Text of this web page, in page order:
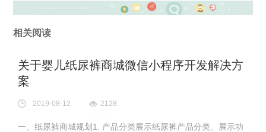
相关阅读
关于婴儿纸尿裤商城微信小程序开发解决方
案
2019-08-12 2128
一、纸尿裤商城规划1. 产品分类展示纸尿裤产品分类、展示功